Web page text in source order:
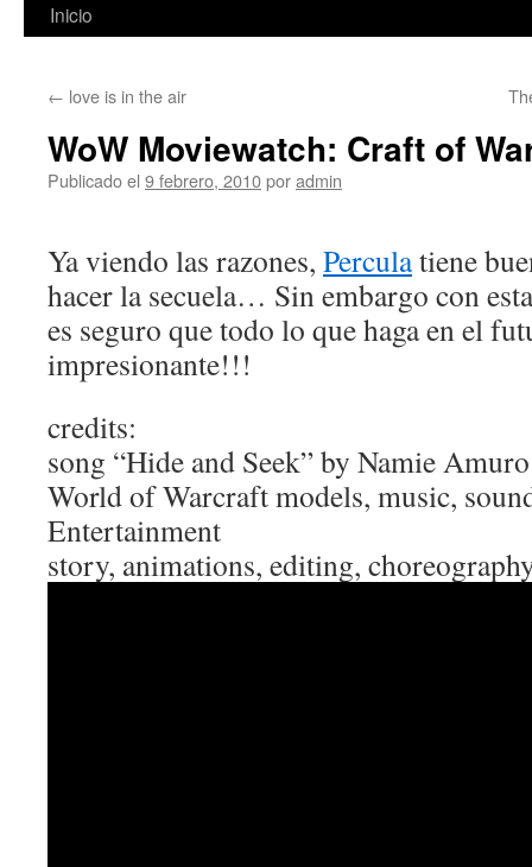
Inicio
← love is in the air
WoW Moviewatch: Craft of
Publicado el 9 febrero, 2010poradmin
Ya viendo las razones, Perculatiene
hacer la secuela… Sin embargo con
es seguro que todo lo que haga en el
impresionante!!!
credits:
song “Hide and Seek” by Namie Amuro
World of Warcraft models, music,
Entertainment
story, animations, editing,